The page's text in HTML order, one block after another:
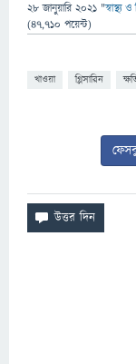
28 জানুয়ারি 2021 "স্বাস্থ্য
(47,710 পয়েন্ট)
খাওয়া গ্লিসারিন